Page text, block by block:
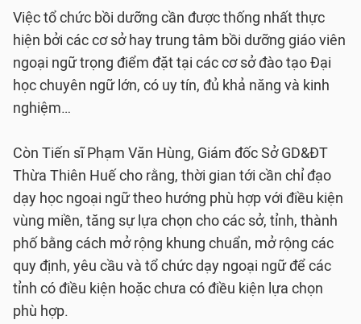
Việc tổ chức bồi dưỡng cần được thống nhất thực
hiện bởi các cơ sở hay trung tâm bồi dưỡng giáo viên
ngoại ngữ trọng điểm đặt tại các cơ sở đào tạo Đại
học chuyên ngữ lớn, có uy tín, đủ khả năng và kinh
nghiệm…
Còn Tiến sĩ Phạm Văn Hùng, Giám đốc Sở GD&ĐT
Thừa Thiên Huế cho rằng, thời gian tới cần chỉ đạo
dạy học ngoại ngữ theo hướng phù hợp với điều kiện
vùng miền, tăng sự lựa chọn cho các sở, tỉnh, thành
phố bằng cách mở rộng khung chuẩn, mở rộng các
quy định, yêu cầu và tổ chức dạy ngoại ngữ để các
tỉnh có điều kiện hoặc chưa có điều kiện lựa chọn
phù hợp.